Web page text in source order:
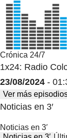
Crónica 24/7
1x24: Radio
23/08/2024 -
Ver más
Noticias en 3′
Noticias en 3′